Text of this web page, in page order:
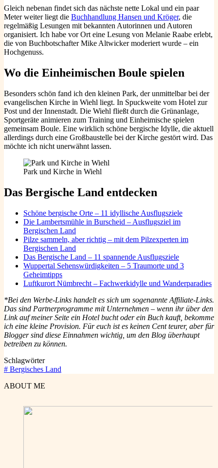
Gleich nebenan findet sich das nächste nette Lokal und ein paar
Meter weiter liegt die Buchhandlung Hansen und Kröger, die
regelmäßig Lesungen mit bekannten Autorinnen und Autoren
organisiert. Ich habe vor Ort eine Lesung von Melanie Raabe erlebt,
die von Buchbotschafter Mike Altwicker moderiert wurde – ein
Hochgenuss.
Wo die Einheimischen Boule spielen
Besonders schön fand ich den kleinen Park, der unmittelbar bei der
evangelischen Kirche in Wiehl liegt. In Spuckweite vom Hotel zur
Post und der Innenstadt. Die Wiehl fließt durch die Grünanlage,
Sportgeräte animieren zum Training und Einheimische spielen
gemeinsam Boule. Eine wirklich schöne bergische Idylle, die aktuell
allerdings durch eine Großbaustelle bei der Kirche gestört wird. Das
möchte ich nicht unerwähnt lassen.
Park und Kirche in Wiehl
Das Bergische Land entdecken
Schöne bergische Orte – 11 idyllische Ausflugsziele
Die Lambertsmühle in Burscheid – Ausflugsziel im
Bergischen Land
Pilze sammeln, aber richtig – mit dem Pilzexperten im
Bergischen Land
Das Bergische Land – 11 spannende Ausflugsziele
Wuppertal Sehenswürdigkeiten – 5 Traumorte und 3
Geheimtipps
Luftkurort Nümbrecht – Fachwerkidylle und Wanderparadies
*Bei den Werbe-Links handelt es sich um sogenannte Affiliate-Links.
Das sind Partnerprogramme mit Unternehmen – wenn ihr über den
Link auf meiner Seite ein Hotel bucht oder ein Buch kauft, bekomme
ich eine kleine Provision. Für euch ist es keinen Cent teurer, aber für
Blogger sind diese Einnahmen wichtig, um den Blog überhaupt
betreiben zu können.
Schlagwörter
# Bergisches Land
ABOUT ME